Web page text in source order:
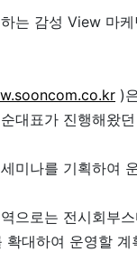
는 감성 View 마
)
대표가 진행해왔
미나를 기획하여
으로는 전시회부
대하여 운영할 계